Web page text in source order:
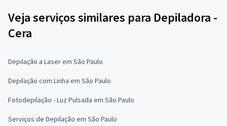
Veja serviços similares para Depiladora -
Cera
Depilação a Laser em São Paulo
Depilação com Linha em São Paulo
Fotodepilação - Luz Pulsada em São Paulo
Serviços de Depilação em São Paulo